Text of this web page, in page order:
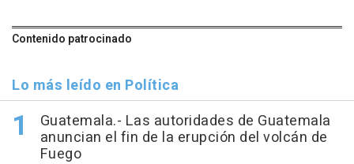
Contenido patrocinado
Lo más leído en Política
Guatemala.- Las autoridades de Guatemala
anuncian el fin de la erupción del volcán de
Fuego